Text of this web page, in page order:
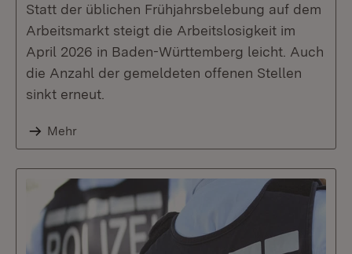
Statt der üblichen Frühjahrsbelebung auf dem
Arbeitsmarkt steigt die Arbeitslosigkeit im
April 2026 in Baden-Württemberg leicht. Auch
die Anzahl der gemeldeten offenen Stellen
sinkt erneut.
Mehr